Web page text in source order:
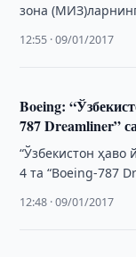
зона
МИЗларнинг
12:55 · 09/01/2017
Boeing:
787 Dreamliner”
“Ўзбекистон
4 та “Boeing-787
12:48 · 09/01/2017